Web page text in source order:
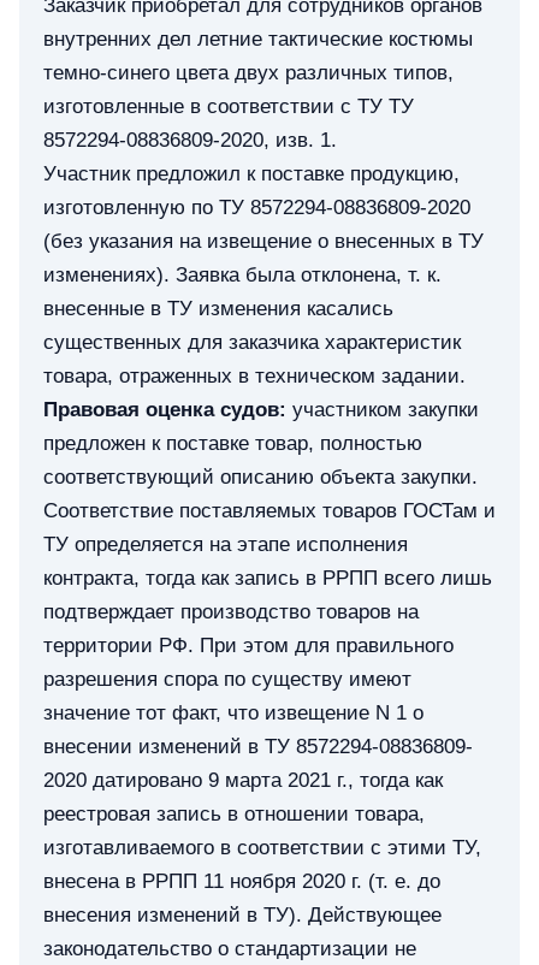
Заказчик приобретал для сотрудников органов
внутренних дел летние тактические костюмы
темно-синего цвета двух различных типов,
изготовленные в соответствии с ТУ ТУ
8572294-08836809-2020, изв. 1.
Участник предложил к поставке продукцию,
изготовленную по ТУ 8572294-08836809-2020
(без указания на извещение о внесенных в ТУ
изменениях). Заявка была отклонена, т. к.
внесенные в ТУ изменения касались
существенных для заказчика характеристик
товара, отраженных в техническом задании.
Правовая оценка судов: участником закупки
предложен к поставке товар, полностью
соответствующий описанию объекта закупки.
Соответствие поставляемых товаров ГОСТам и
ТУ определяется на этапе исполнения
контракта, тогда как запись в РРПП всего лишь
подтверждает производство товаров на
территории РФ. При этом для правильного
разрешения спора по существу имеют
значение тот факт, что извещение N 1 о
внесении изменений в ТУ 8572294-08836809-
2020 датировано 9 марта 2021 г., тогда как
реестровая запись в отношении товара,
изготавливаемого в соответствии с этими ТУ,
внесена в РРПП 11 ноября 2020 г. (т. е. до
внесения изменений в ТУ). Действующее
законодательство о стандартизации не